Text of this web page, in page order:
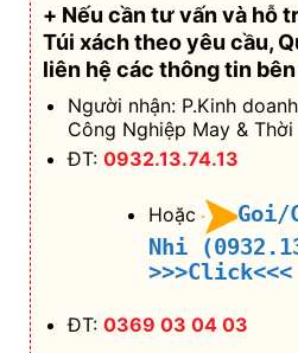
+ Nếu cần tư vấn và hỗ
Túi xách theo yêu cầu,
liên hệ các thông tin
Người nhận: P.Kinh
Công Nghiệp May &
ĐT: 0932.13.74.13
Hoặc
Goi/
Nhi
>>>Click<<<
ĐT: 0369 03 04 03